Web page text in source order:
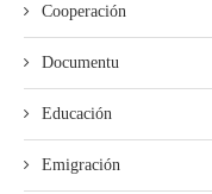
Cooperación
Documentu
Educación
Emigración